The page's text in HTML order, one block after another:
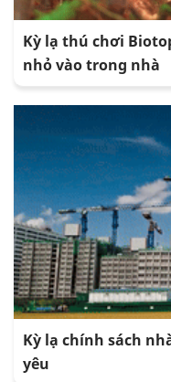
Kỳ lạ thú chơi
nhỏ vào trong nhà
Kỳ lạ chính sách
yêu